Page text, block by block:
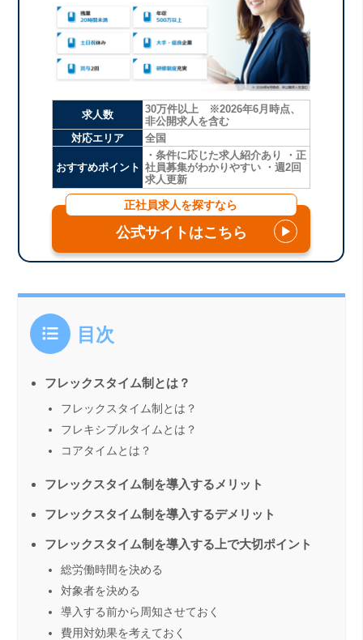
求人数
30万件以上 ※2026年6月時点、
非公開求人を含む
対応エリア
全国
おすすめポイント
・条件に応じた求人紹介あり ・正
社員募集がわかりやすい ・週2回
求人更新
正社員求人を探すなら
公式サイトはこちら ▶
目次
フレックスタイム制とは？
フレックスタイム制とは？
フレキシブルタイムとは？
コアタイムとは？
フレックスタイム制を導入するメリット
フレックスタイム制を導入するデメリット
フレックスタイム制を導入する上で大切ポイント
総労働時間を決める
対象者を決める
導入する前から周知させておく
費用対効果を考えておく